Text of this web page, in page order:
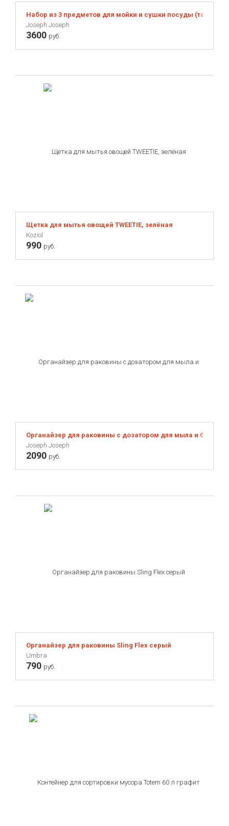
Набор из 3 предметов для мойки и сушки посуды (таз,
Joseph Joseph
3600 руб.
Щетка для мытья овощей TWEETIE, зелёная
Koziol
990 руб.
Органайзер для раковины с дозатором для мыла и
Joseph Joseph
2090 руб.
Органайзер для раковины Sling Flex серый
Umbra
790 руб.